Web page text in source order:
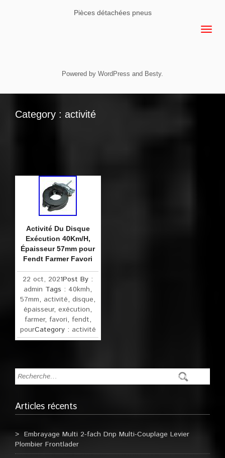
Pièces détachées pneus
Powered by WordPress and Besty.
Category : activité
Activité Du Disque
Exécution 40Km/H,
Épaisseur 57mm pour
Fendt Farmer Favori
22 oct, 2021Post By :
admin Tags : 40kmh,
57mm, activité,disque,
épaisseur,exécution,
farmer, favori, fendt,
pourCategory : activité
Articles récents
Embrayage Multi 2-fach Dnp Multi-Couplage Levier
Plombier Frontlader